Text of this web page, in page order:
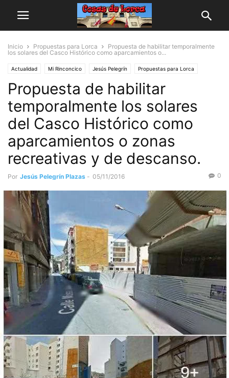
Inicio Propuestas para Lorca
Propuesta de habilitar temporalmente
los solares del Casco Histórico como aparcamientos o...
Actualidad Mi Rinconcico Jesús Pelegrín Propuestas para Lorca
Propuesta de habilitar
temporalmente los solares
del Casco Histórico como
aparcamientos o zonas
recreativas y de descanso.
Por Jesús Pelegrín Plazas - 05/11/2016 0